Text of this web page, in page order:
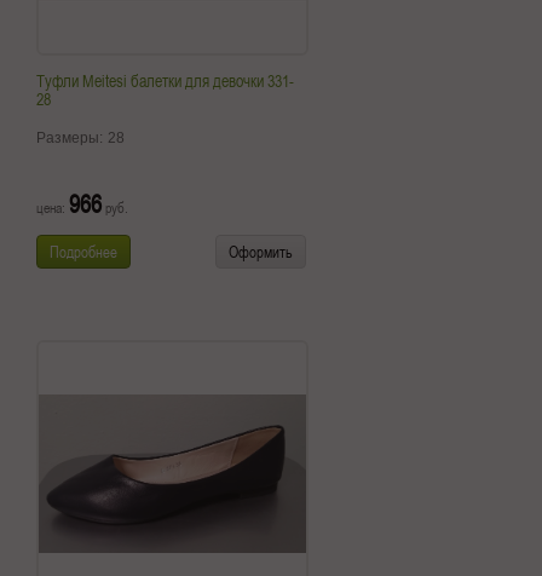
Туфли Meitesi балетки для девочки 331-
28
Размеры: 28
цена: 966 руб.
Подробнее Оформить